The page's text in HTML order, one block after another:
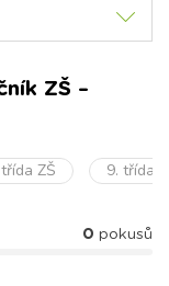
ZŠ –
ZŠ 9. třída
0 pokusů